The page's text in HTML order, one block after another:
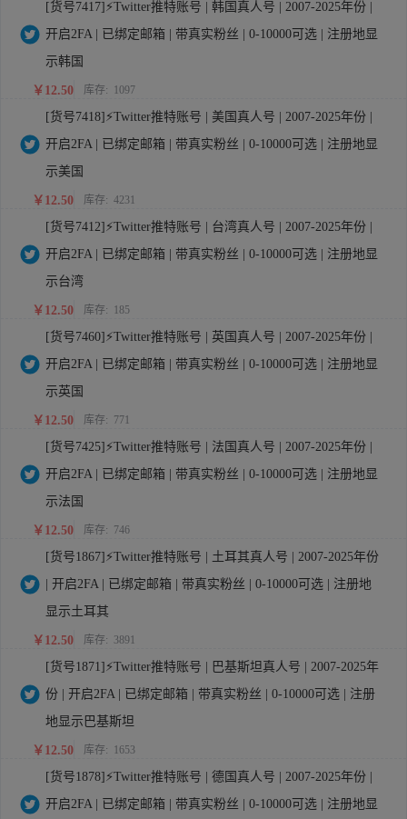
[货号7417]⚡Twitter推特账号 | 韩国真人号 | 2007-2025年份 |
开启2FA | 已绑定邮箱 | 带真实粉丝 | 0-10000可选 | 注册地显
示韩国
￥12.50 库存: 1097
[货号7418]⚡Twitter推特账号 | 美国真人号 | 2007-2025年份 |
开启2FA | 已绑定邮箱 | 带真实粉丝 | 0-10000可选 | 注册地显
示美国
￥12.50 库存: 4231
[货号7412]⚡Twitter推特账号 | 台湾真人号 | 2007-2025年份 |
开启2FA | 已绑定邮箱 | 带真实粉丝 | 0-10000可选 | 注册地显
示台湾
￥12.50 库存: 185
[货号7460]⚡Twitter推特账号 | 英国真人号 | 2007-2025年份 |
开启2FA | 已绑定邮箱 | 带真实粉丝 | 0-10000可选 | 注册地显
示英国
￥12.50 库存: 771
[货号7425]⚡Twitter推特账号 | 法国真人号 | 2007-2025年份 |
开启2FA | 已绑定邮箱 | 带真实粉丝 | 0-10000可选 | 注册地显
示法国
￥12.50 库存: 746
[货号1867]⚡Twitter推特账号 | 土耳其真人号 | 2007-2025年份
| 开启2FA | 已绑定邮箱 | 带真实粉丝 | 0-10000可选 | 注册地
显示土耳其
￥12.50 库存: 3891
[货号1871]⚡Twitter推特账号 | 巴基斯坦真人号 | 2007-2025年
份 | 开启2FA | 已绑定邮箱 | 带真实粉丝 | 0-10000可选 | 注册
地显示巴基斯坦
￥12.50 库存: 1653
[货号1878]⚡Twitter推特账号 | 德国真人号 | 2007-2025年份 |
开启2FA | 已绑定邮箱 | 带真实粉丝 | 0-10000可选 | 注册地显